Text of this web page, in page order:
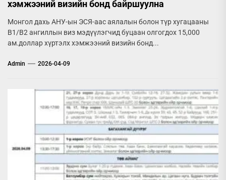
хэмжээний визийн бонд байршуулна
Монгол дахь АНУ-ын ЭСЯ-аас аялалын болон түр хугацааны
B1/B2 ангиллын виз мэдүүлэгчид буцаан олгогдох 15,000
ам.доллар хүртэлх хэмжээний визийн бонд...
Admin 2026-04-09